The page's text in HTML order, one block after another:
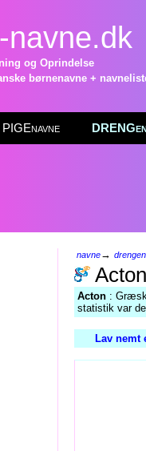
navne.dk
og Oprindelse
børnenavne +
PIGEnavne
navne→
Acton
Acton :
statistik var
Lav nemt